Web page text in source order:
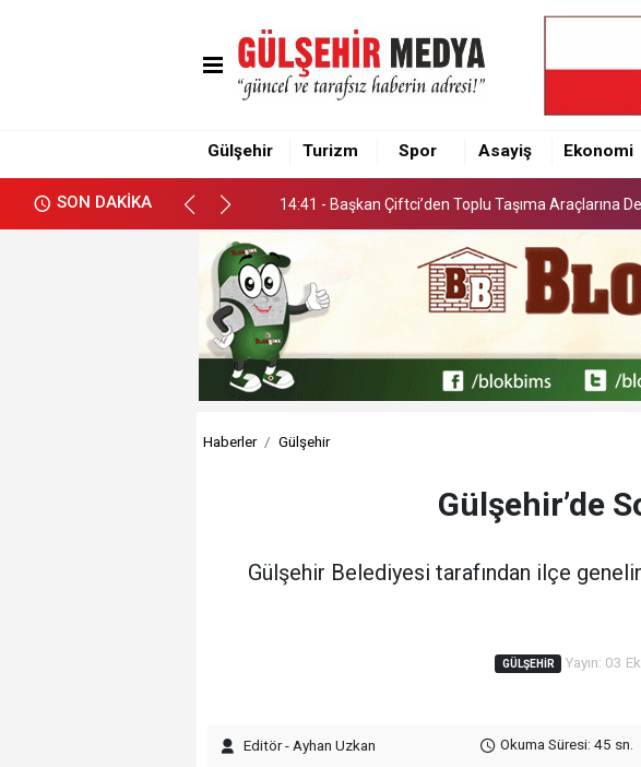
Gülşehir Turizm Spor Asayiş Ekonomi
SON DAKİKA
14:41 - Başkan Çiftci’den Toplu Taşıma Araçlarına
14:41 - Başkan Çiftci’den Toplu Taşıma Araçlarına
14:41 - Başkan Çiftci’den Toplu Taşıma Araçlarına
Haberler Gülşehir
Gülşehir’de
Gülşehir Belediyesi tarafından ilçe
GÜLŞEHIR Yayın: 03
Editör - Ayhan Uzkan Okuma Süresi: 45 sn.